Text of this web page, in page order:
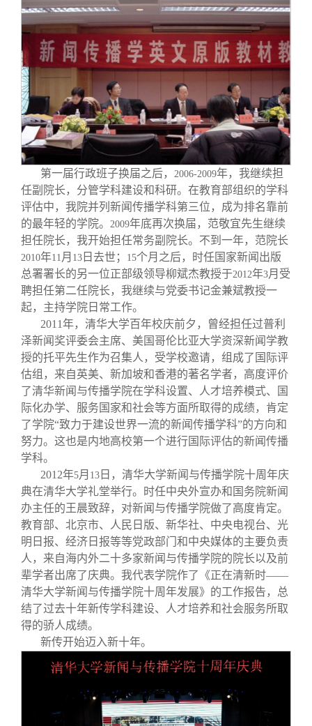
第一届行政班子换届之后， 2006-2009年，我继续担
任副院长，分管学科建设和科研。在教育部组织的学科
评估中，我院并列新闻传播学科第三位，成为排名靠前
的最年轻的学院。
2009年底再次换届，范敬宜先生继续
担任院长，我开始担任常务副院长。不到一年，范院长
2010年11 月 13 日去世； 15个月之后，时任国家新闻出版
总署署长的另一位正部级领导柳斌杰教授于2012年3月受
聘担任第二任院长，我继续与党委书记金兼斌教授一
起，主持学院日常工作。
2011年，清华大学百年校庆前夕，曾经担任过普利
泽新闻奖评委会主席、美国哥伦比亚大学资深新闻学教
授的托平先生作为召集人，受学校邀请，组成了国际评
估组，来自英美、新加坡和香港的著名学者，高度评价
了清华新闻与传播学院在学科设置、人才培养模式、国
际化办学、服务国家和社会等方面所取得的成绩，肯定
了学院“致力于建设世界一流的新闻传播学科”的方向和
努力。这也是内地高校第一个进行国际评估的新闻传播
学科。
2012年5月 13 日，清华大学新闻与传播学院十周年庆
典在清华大学礼堂举行。时任中央外宣办和国务院新闻
办主任的王晨致辞，对新闻与传播学院做了高度肯定。
教育部、北京市、人民日版、新华社、中央电视台、光
明日报、经济日报等等党政部门和中央媒体的主要负责
人，来自海内外二十多家新闻与传播学院的院长以及前
辈学者出席了庆典。我代表学院作了《正在清新时——
清华大学新闻与传播学院十周年发展》的工作报告，总
结了过去十年新传学科建设、人才培养和社会服务所取
得的骄人成绩。
新传开始迈入新十年。